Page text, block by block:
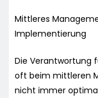
Mittleres
Implementierung
Die Verantwortung
oft beim mittleren
nicht immer